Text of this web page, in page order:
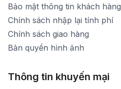
Bảo mật thông tin khách hàng
Chính sách nhập lại tính phí
Chính sách giao hàng
Bản quyền hình ảnh
Thông tin khuyến mại